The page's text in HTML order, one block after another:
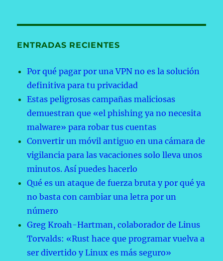
ENTRADAS RECIENTES
Por qué pagar por una VPN no es la solución
definitiva para tu privacidad
Estas peligrosas campañas maliciosas
demuestran que «el phishing ya no necesita
malware» para robar tus cuentas
Convertir un móvil antiguo en una cámara de
vigilancia para las vacaciones solo lleva unos
minutos. Así puedes hacerlo
Qué es un ataque de fuerza bruta y por qué ya
no basta con cambiar una letra por un
número
Greg Kroah-Hartman, colaborador de Linus
Torvalds: «Rust hace que programar vuelva a
ser divertido y Linux es más seguro»